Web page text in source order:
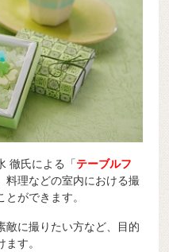
徹氏による「テーブルフ
料理などの室内における撮
ができます。
敵に撮りたい方など、目的
す。